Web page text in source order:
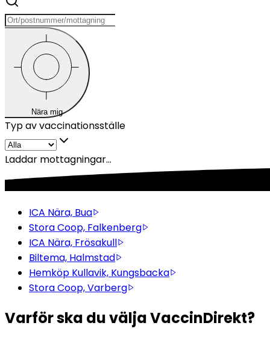
Nära mig
Typ av vaccinationsställe
Laddar mottagningar...
ICA Nära, Bua
Stora Coop, Falkenberg
ICA Nära, Frösakull
Biltema, Halmstad
Hemköp Kullavik, Kungsbacka
Stora Coop, Varberg
Varför ska du välja VaccinDirekt?